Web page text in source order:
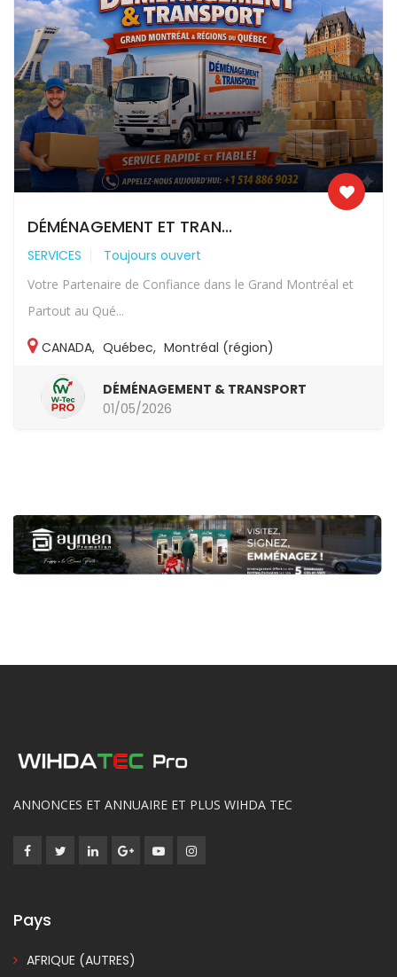
DÉMÉNAGEMENT ET TRAN...
SERVICES Toujours ouvert
Votre Partenaire de Confiance dans le Grand Montréal et
Partout au Qué...
CANADA, Québec, Montréal (région)
DÉMÉNAGEMENT & TRANSPORT
01/05/2026
ANNONCES ET ANNUAIRE ET PLUS WIHDA TEC
Pays
AFRIQUE (AUTRES)